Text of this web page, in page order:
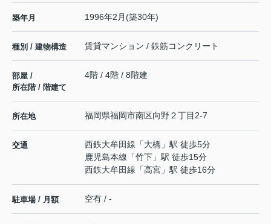
築年月 1996年2月(築30年)
種別 / 建物構造 賃貸マンション / 鉄筋コンクリート
部屋 /
所在階 / 階建て
4階 / 4階 / 8階建
所在地 福岡県福岡市南区向野２丁目2-7
交通 西鉄大牟田線 「大橋 」駅 徒歩5分
鹿児島本線 「竹下 」駅 徒歩15分
西鉄大牟田線 「高宮 」駅 徒歩16分
駐車場 / 月額 空有 / -